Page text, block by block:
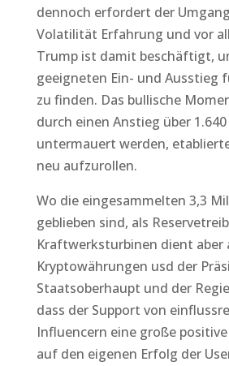
dennoch erfordert der
Volatilität Erfahrung und vor
Trump ist damit beschäftigt,
geeigneten Ein- und Ausstieg
zu finden. Das bullische
durch einen Anstieg über
untermauert werden,
neu aufzurollen.
Wo die eingesammelten 3,3
geblieben sind, als
Kraftwerksturbinen dient aber
Kryptowährungen usd der
Staatsoberhaupt und der
dass der Support von
Influencern eine große
auf den eigenen Erfolg der